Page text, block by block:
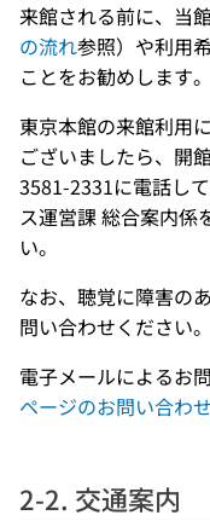
来館される前に、当
の流れ参照）や利用
ことをお勧めします。
東京本館の来館利用
ございましたら、開
3581-2331に電話し
ス運営課 総合案内係
い。
なお、聴覚に障害の
問い合わせください。
電子メールによるお
ページのお問い合わ
2-2. 交通案内